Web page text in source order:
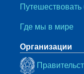
Путешествовать
Где мы в мире
Организации